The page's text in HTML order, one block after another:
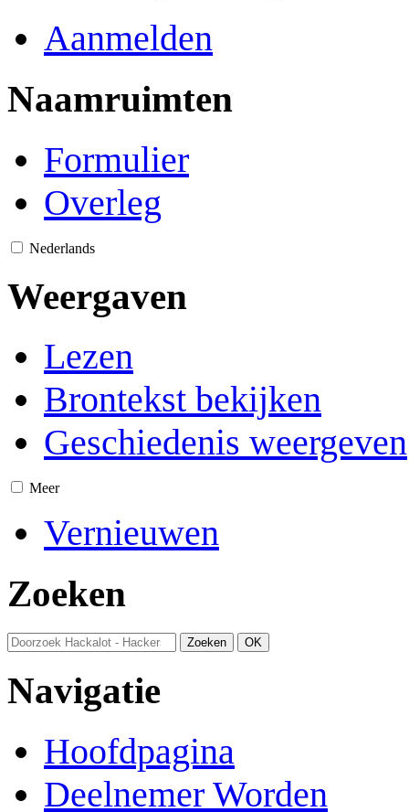
Aanmelden
Naamruimten
Formulier
Overleg
Nederlands
Weergaven
Lezen
Brontekst bekijken
Geschiedenis weergeven
Meer
Vernieuwen
Zoeken
Navigatie
Hoofdpagina
Deelnemer Worden